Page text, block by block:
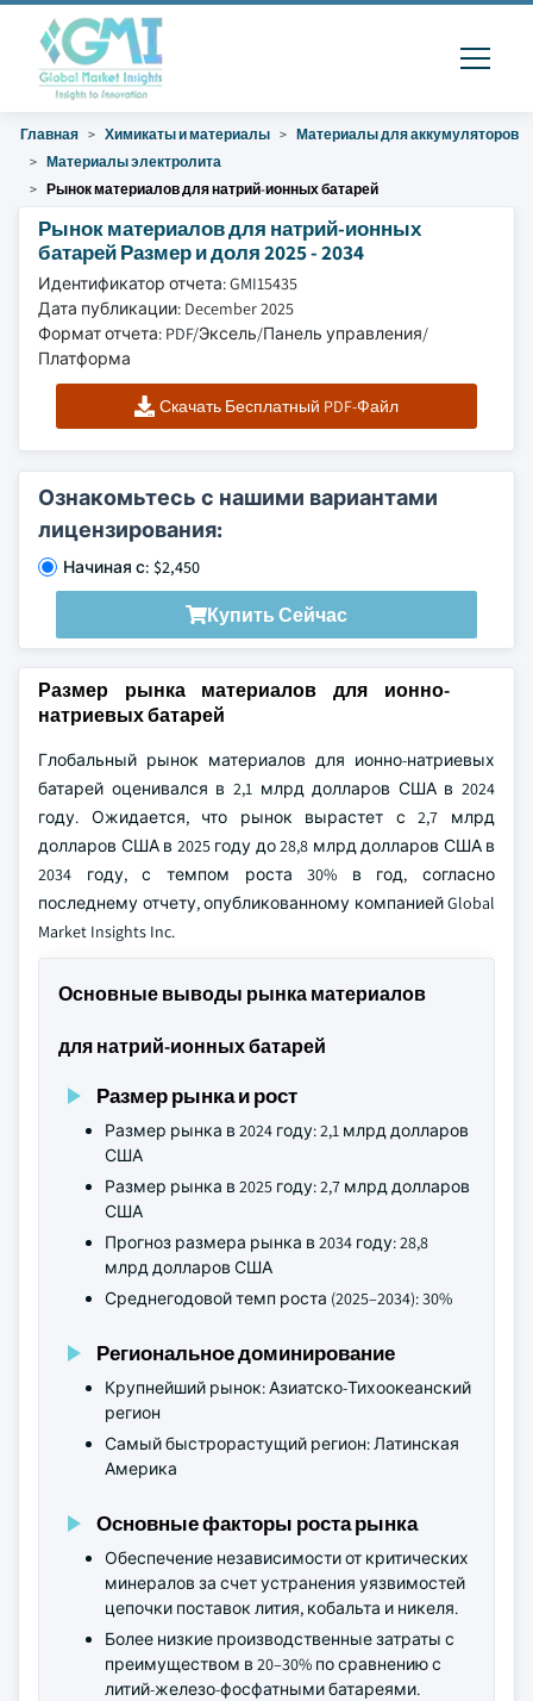
Главная Химикаты и материалы
Материалы для аккумуляторов
Материалы электролита
Рынок материалов для натрий-ионных батарей
Рынок материалов для натрий-ионных
батарей Размер и доля 2025 - 2034
Идентификатор отчета: GMI15435
Дата публикации: December 2025
Формат отчета: PDF/Эксель/Панель управления/
Платформа
Скачать Бесплатный PDF-Файл
Ознакомьтесь с нашими вариантами
лицензирования:
Начиная с: $2,450
Купить Сейчас
Размер рынка материалов для ионно-
натриевых батарей
Глобальный рынок материалов для ионно-натриевых
батарей оценивался в 2,1 млрд долларов США в 2024
году. Ожидается, что рынок вырастет с 2,7 млрд
долларов США в 2025 году до 28,8 млрд долларов США в
2034 году, с темпом роста 30% в год, согласно
последнему отчету, опубликованному компанией Global
Market Insights Inc.
Основные выводы рынка материалов
для натрий-ионных батарей
Размер рынка и рост
Размер рынка в 2024 году: 2,1 млрд долларов
США
Размер рынка в 2025 году: 2,7 млрд долларов
США
Прогноз размера рынка в 2034 году: 28,8
млрд долларов США
Среднегодовой темп роста (2025–2034): 30%
Региональное доминирование
Крупнейший рынок: Азиатско-Тихоокеанский
регион
Самый быстрорастущий регион: Латинская
Америка
Основные факторы роста рынка
Обеспечение независимости от критических
минералов за счет устранения уязвимостей
цепочки поставок лития, кобальта и никеля.
Более низкие производственные затраты с
преимуществом в 20–30% по сравнению с
литий-железо-фосфатными батареями.